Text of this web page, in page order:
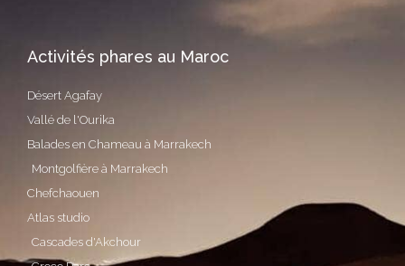
Activités phares au Maroc
Désert Agafay
Vallé de l'Ourika
Balades en Chameau à Marrakech
Montgolfière à Marrakech
Chefchaouen
Atlas studio
Cascades d'Akchour